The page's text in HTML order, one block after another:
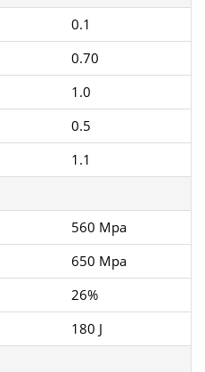
0.1
0.70
1.0
0.5
1.1
560 Mpa
650 Mpa
26%
180 J